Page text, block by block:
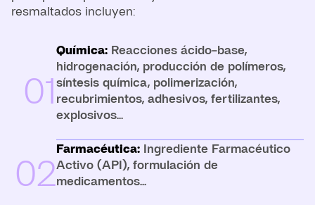
resmaltados incluyen:
01
Química: Reacciones ácido-base,
hidrogenación, producción de polímeros,
síntesis química, polimerización,
recubrimientos, adhesivos, fertilizantes,
explosivos...
02
Farmacéutica: Ingrediente Farmacéutico
Activo (API), formulación de
medicamentos...